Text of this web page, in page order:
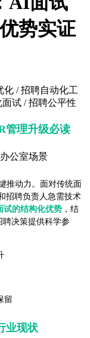
势实证
化 / 招聘自动化工
试 / 招聘公平性
管理升级必读
推动力。面对传统面
招聘负责人急需技术
试的结构化优势 ，结
决策提供科学参
留
业现状